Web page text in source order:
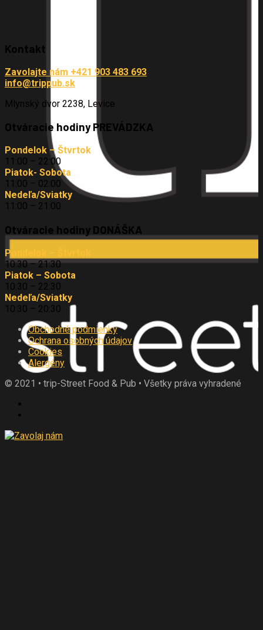
Kontakt
Zavolajte nám +421 903 483 693
info@trippub.sk
Mlynský dvor 2238, Levice
Otváracie hodiny PREVÁDZKA
Pondelok – Štvrtok
11:00 – 22:00
Piatok- Sobota
11:00 – 02:00
Nedeľa/Sviatky
11:00 – 21:00
Otváracie hodiny DONÁŠKA
Pondelok – Štvrtok
10:30 – 21:30
Piatok – Sobota
10:30 – 22:30
Nedeľa/Sviatky
10:30 – 20:30
Obchodné podmienky
Ochrana osobných údajov
Cookies
Alergény
© 2021 • trip-Street Food & Pub • Všetky práva vyhradené